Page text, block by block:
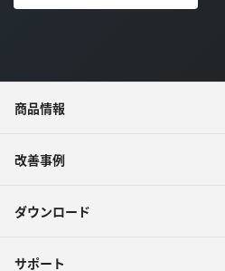
商品情報
改善事例
ダウンロード
サポート